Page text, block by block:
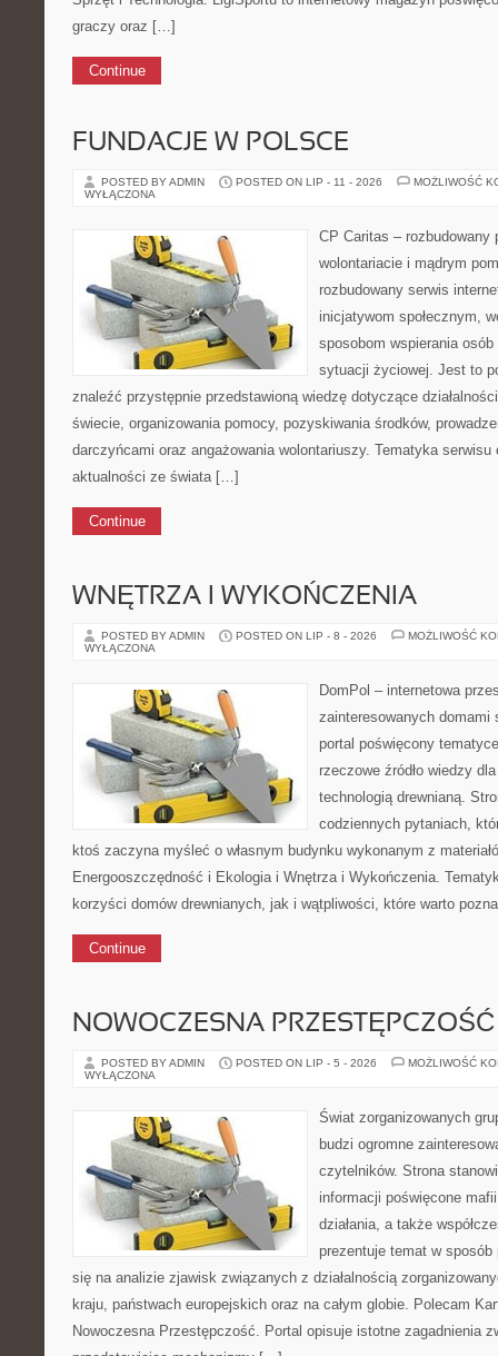
graczy oraz […]
Continue
FUNDACJE W POLSCE
POSTED BY ADMIN POSTED ON LIP - 11 - 2026
MOŻLIWOŚĆ
WYŁĄCZONA
CP Caritas – rozbudowany
wolontariacie i mądrym
rozbudowany serwis
inicjatywom społecznym,
sposobom wspierania
sytuacji życiowej. Jest to
znaleźć przystępnie przedstawioną wiedzę dotyczące
świecie, organizowania pomocy, pozyskiwania środków,
darczyńcami oraz angażowania wolontariuszy. Tematyka
aktualności ze świata […]
Continue
WNĘTRZA I WYKOŃCZENIA
POSTED BY ADMIN POSTED ON LIP - 8 - 2026
MOŻLIWOŚĆ
WYŁĄCZONA
DomPol – internetowa
zainteresowanych
portal poświęcony
rzeczowe źródło wiedzy
technologią drewnianą.
codziennych pytaniach,
ktoś zaczyna myśleć o własnym budynku wykonanym z
Energooszczędność i Ekologia i Wnętrza i Wykończenia.
korzyści domów drewnianych, jak i wątpliwości, które warto
Continue
NOWOCZESNA PRZESTĘPCZOŚĆ
POSTED BY ADMIN POSTED ON LIP - 5 - 2026
MOŻLIWOŚĆ
WYŁĄCZONA
Świat zorganizowanych
budzi ogromne
czytelników. Strona
informacji poświęcone
działania, a także
prezentuje temat w
się na analizie zjawisk związanych z działalnością
kraju, państwach europejskich oraz na całym globie. Polecam
Nowoczesna Przestępczość. Portal opisuje istotne zagadnienia